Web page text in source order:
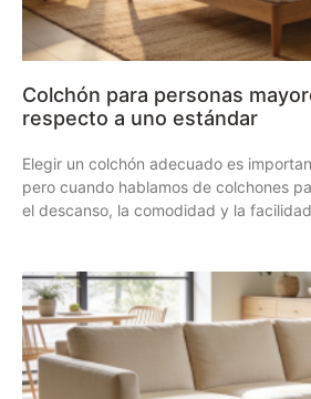
Colchón para personas
respecto a uno estándar
Elegir un colchón adecuado es
pero cuando hablamos de colchones
el descanso, la comodidad y la